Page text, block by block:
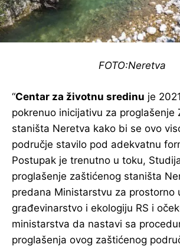
FOTO:Neretva
“Centar za životnu sredinu je
pokrenuo inicijativu za proglašenje
staništa Neretva kako bi se ovo
područje stavilo pod adekvatnu
Postupak je trenutno u toku,
proglašenje zaštićenog staništa
predana Ministarstvu za prostorno
građevinarstvo i ekologiju RS i
ministarstva da nastavi sa
proglašenja ovog zaštićenog